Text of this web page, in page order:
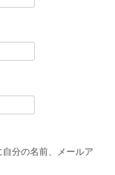
分の名前、メールア